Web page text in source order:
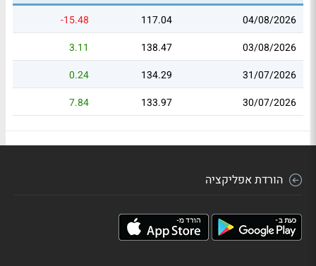
04/08/2026
117.04
-15.48
03/08/2026
138.47
3.11
31/07/2026
134.29
0.24
30/07/2026
133.97
7.84
הורדת אפליקציה